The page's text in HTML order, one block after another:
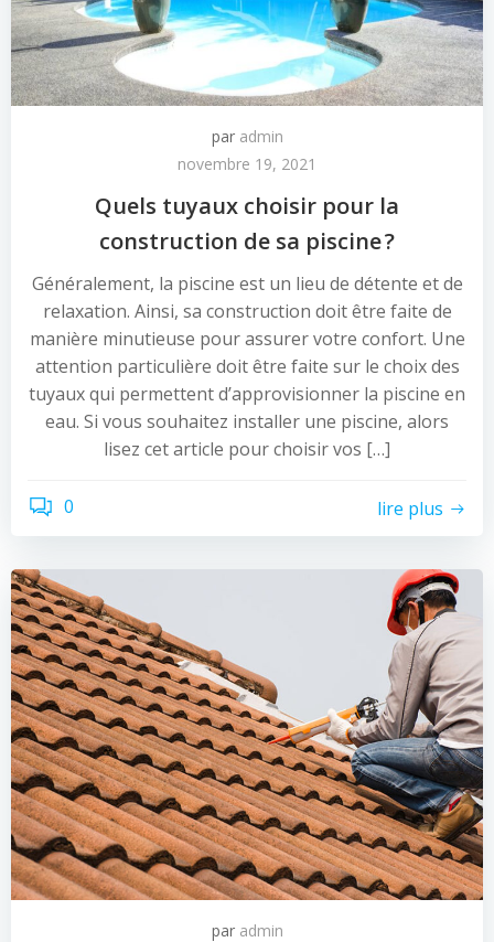
par admin
novembre 19, 2021
Quels tuyaux choisir pour la
construction de sa piscine ?
Généralement, la piscine est un lieu de détente et de
relaxation. Ainsi, sa construction doit être faite de
manière minutieuse pour assurer votre confort. Une
attention particulière doit être faite sur le choix des
tuyaux qui permettent d’approvisionner la piscine en
eau. Si vous souhaitez installer une piscine, alors
lisez cet article pour choisir vos […]
0 lire plus
par admin